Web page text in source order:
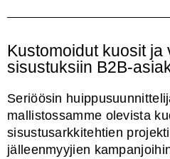
Kustomoidut kuosit ja
sisustuksiin B2B-
Seriöösin
mallistossamme olevista
sisustusarkkitehtien
jälleenmyyjien